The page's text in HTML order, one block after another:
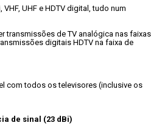
UHF e HDTV digital, tudo num
transmissões de TV analógica nas faixas
digitais HDTV na faixa de
com todos os televisores (inclusive os
de sinal (23 dBi)